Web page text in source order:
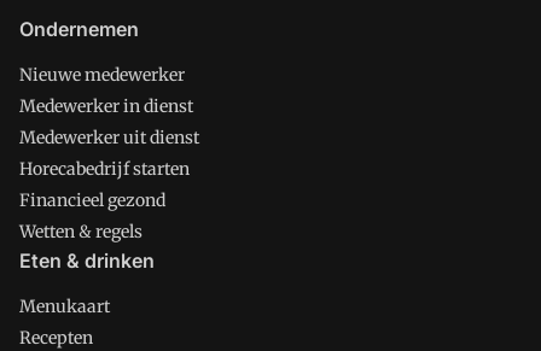
Ondernemen
Nieuwe medewerker
Medewerker in dienst
Medewerker uit dienst
Horecabedrijf starten
Financieel gezond
Wetten & regels
Eten & drinken
Menukaart
Recepten